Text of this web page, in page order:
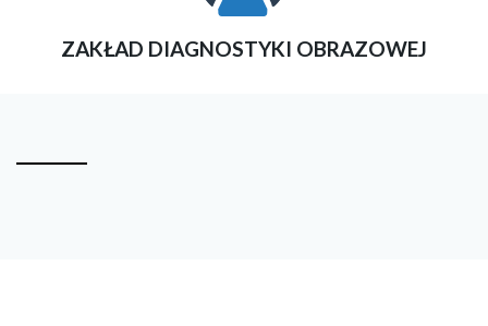
ZAKŁAD DIAGNOSTYKI OBRAZOWEJ